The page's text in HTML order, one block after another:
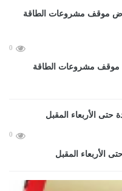
0
موقف مشروعات الطاقة
0